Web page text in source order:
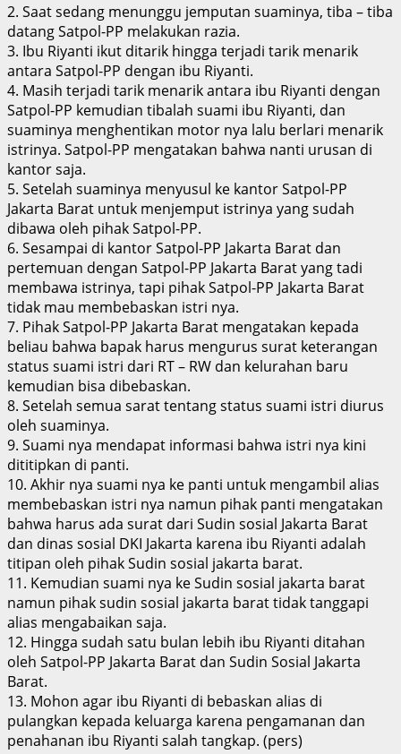
2. Saat sedang menunggu jemputan suaminya, tiba – tiba
datang Satpol-PP melakukan razia.
3. Ibu Riyanti ikut ditarik hingga terjadi tarik menarik
antara Satpol-PP dengan ibu Riyanti.
4. Masih terjadi tarik menarik antara ibu Riyanti dengan
Satpol-PP kemudian tibalah suami ibu Riyanti, dan
suaminya menghentikan motor nya lalu berlari menarik
istrinya. Satpol-PP mengatakan bahwa nanti urusan di
kantor saja.
5. Setelah suaminya menyusul ke kantor Satpol-PP
Jakarta Barat untuk menjemput istrinya yang sudah
dibawa oleh pihak Satpol-PP.
6. Sesampai di kantor Satpol-PP Jakarta Barat dan
pertemuan dengan Satpol-PP Jakarta Barat yang tadi
membawa istrinya, tapi pihak Satpol-PP Jakarta Barat
tidak mau membebaskan istri nya.
7. Pihak Satpol-PP Jakarta Barat mengatakan kepada
beliau bahwa bapak harus mengurus surat keterangan
status suami istri dari RT – RW dan kelurahan baru
kemudian bisa dibebaskan.
8. Setelah semua sarat tentang status suami istri diurus
oleh suaminya.
9. Suami nya mendapat informasi bahwa istri nya kini
dititipkan di panti.
10. Akhir nya suami nya ke panti untuk mengambil alias
membebaskan istri nya namun pihak panti mengatakan
bahwa harus ada surat dari Sudin sosial Jakarta Barat
dan dinas sosial DKI Jakarta karena ibu Riyanti adalah
titipan oleh pihak Sudin sosial jakarta barat.
11. Kemudian suami nya ke Sudin sosial jakarta barat
namun pihak sudin sosial jakarta barat tidak tanggapi
alias mengabaikan saja.
12. Hingga sudah satu bulan lebih ibu Riyanti ditahan
oleh Satpol-PP Jakarta Barat dan Sudin Sosial Jakarta
Barat.
13. Mohon agar ibu Riyanti di bebaskan alias di
pulangkan kepada keluarga karena pengamanan dan
penahanan ibu Riyanti salah tangkap. (pers)